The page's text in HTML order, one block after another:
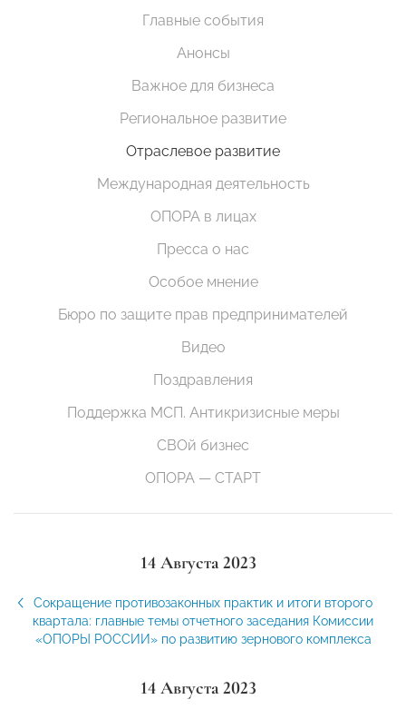
Главные события
Анонсы
Важное для бизнеса
Региональное развитие
Отраслевое развитие
Международная деятельность
ОПОРА в лицах
Пресса о нас
Особое мнение
Бюро по защите прав предпринимателей
Видео
Поздравления
Поддержка МСП. Антикризисные меры
СВОй бизнес
ОПОРА — СТАРТ
14 Августа 2023
Сокращение противозаконных практик и итоги второго
квартала: главные темы отчетного заседания Комиссии
«ОПОРЫ РОССИИ» по развитию зернового комплекса
14 Августа 2023